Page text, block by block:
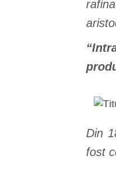
Din
fost